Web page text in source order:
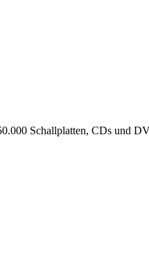
Schallplatten, CDs und